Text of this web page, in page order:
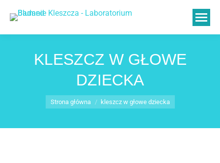
KLESZCZ W GŁOWE
DZIECKA
Jesteś tutaj:
Strona główna kleszcz w głowe dziecka